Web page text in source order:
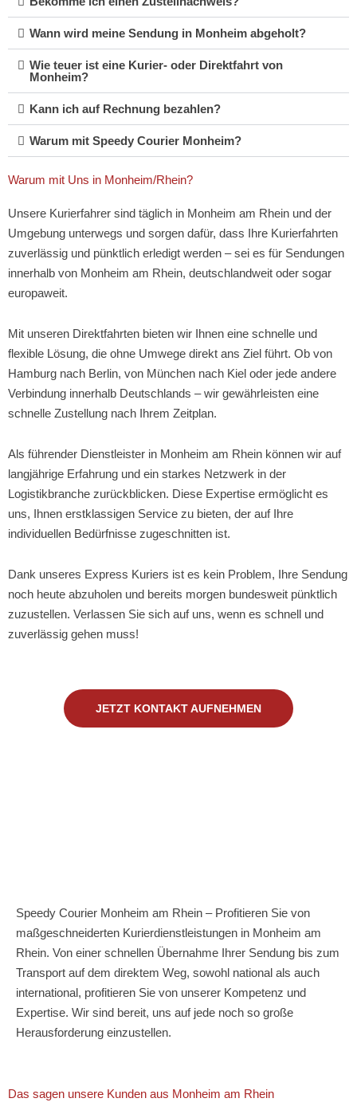
Wann wird meine Sendung in Monheim abgeholt?
Wie teuer ist eine Kurier- oder Direktfahrt von
Monheim?
Kann ich auf Rechnung bezahlen?
Warum mit Speedy Courier Monheim?
Warum mit Uns in Monheim/Rhein?
Unsere Kurierfahrer sind täglich in Monheim am Rhein und der
Umgebung unterwegs und sorgen dafür, dass Ihre Kurierfahrten
zuverlässig und pünktlich erledigt werden – sei es für Sendungen
innerhalb von Monheim am Rhein, deutschlandweit oder sogar
europaweit.
Mit unseren Direktfahrten bieten wir Ihnen eine schnelle und
flexible Lösung, die ohne Umwege direkt ans Ziel führt. Ob von
Hamburg nach Berlin, von München nach Kiel oder jede andere
Verbindung innerhalb Deutschlands – wir gewährleisten eine
schnelle Zustellung nach Ihrem Zeitplan.
Als führender Dienstleister in Monheim am Rhein können wir auf
langjährige Erfahrung und ein starkes Netzwerk in der
Logistikbranche zurückblicken. Diese Expertise ermöglicht es
uns, Ihnen erstklassigen Service zu bieten, der auf Ihre
individuellen Bedürfnisse zugeschnitten ist.
Dank unseres Express Kuriers ist es kein Problem, Ihre Sendung
noch heute abzuholen und bereits morgen bundesweit pünktlich
zuzustellen. Verlassen Sie sich auf uns, wenn es schnell und
zuverlässig gehen muss!
JETZT KONTAKT AUFNEHMEN
Speedy Courier Monheim am Rhein – Profitieren Sie von
maßgeschneiderten Kurierdienstleistungen in Monheim am
Rhein. Von einer schnellen Übernahme Ihrer Sendung bis zum
Transport auf dem direktem Weg, sowohl national als auch
international, profitieren Sie von unserer Kompetenz und
Expertise. Wir sind bereit, uns auf jede noch so große
Herausforderung einzustellen.
Das sagen unsere Kunden aus Monheim am Rhein